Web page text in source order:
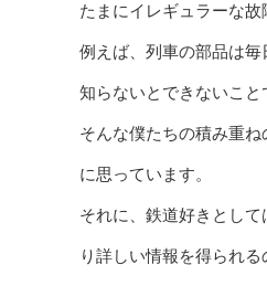
たまにイレギュラーな故
例えば、列車の部品は
知らないとできないこと
そんな僕たちの積み重
に思っています。
それに、鉄道好きとし
り詳しい情報を得られる